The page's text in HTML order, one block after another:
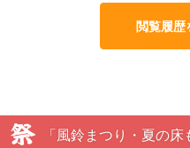
閲覧履歴
「風鈴まつり・夏の